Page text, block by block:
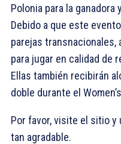
Polonia para la
Debido a que este
parejas transnacionales,
para jugar en calidad de
Ellas también recibirán
doble durante el
Por favor, visite el sitio
tan agradable.